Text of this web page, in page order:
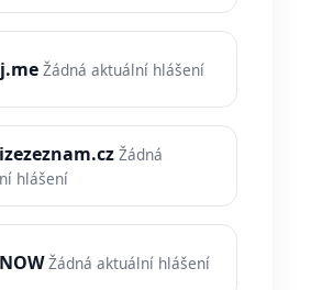
Žádná aktuální hlášení
Žádná
hlášení
Žádná aktuální hlášení